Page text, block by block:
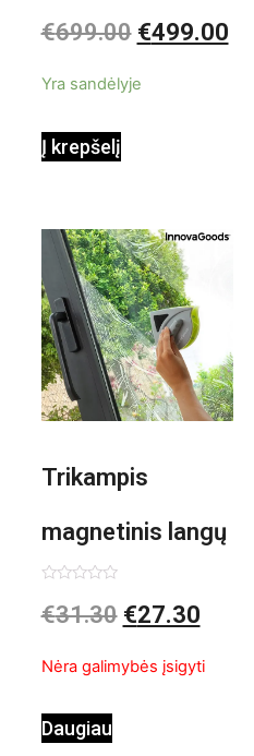
0
iš
€699.00 €499.00
Yra sandėlyje
Į krepšelį
Trikampis
magnetinis langų
valiklis Klinmag
0
iš
€31.30 €27.30
Nėra galimybės įsigyti
Daugiau